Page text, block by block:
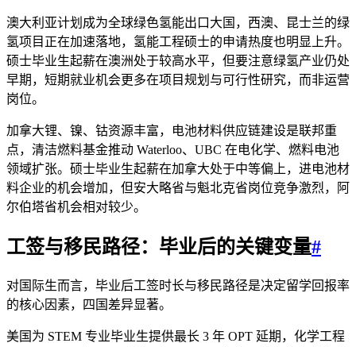
澳大利亚计划成为全球绿色氢能出口大国，西澳、昆士兰的绿
氢项目正在加速落地，氢能工程硕士的申请热度也明显上升。
硕士毕业生起薪在澳洲处于较高水平，但要注意绿氢产业仍处
早期，短期就业机会更多在项目规划与可行性研究，而非运营
岗位。
加拿大锂、镍、钴资源丰富，电池材料供应链建设是联邦重
点，清洁燃料基金推动 Waterloo、UBC 在电化学、燃料电池
领域扩张。硕士毕业生起薪在加拿大处于中等偏上，进电池材
料企业的机会增加，但安大略省与魁北克省岗位竞争激烈，阿
尔伯塔省机会相对较少。
工签与移民路径：毕业后的关键变量#
对国际生而言，毕业后工签时长与移民路径是决定留学回报率
的核心因素，四国差异显著。
美国为 STEM 专业毕业生提供最长 3 年 OPT 延期，化学工程